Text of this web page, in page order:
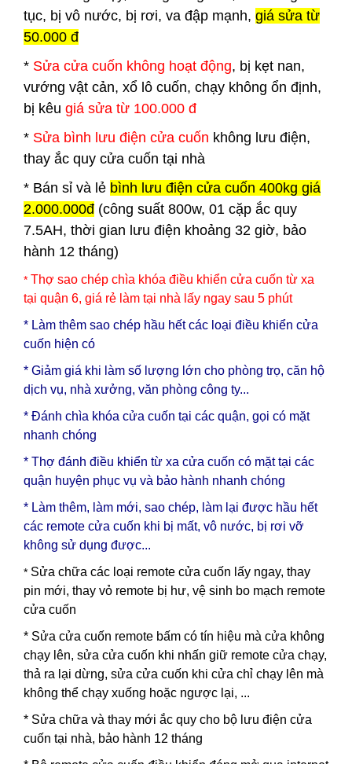
tục, bị vô nước, bị rơi, va đập mạnh, giá sửa từ
50.000 đ
* Sửa cửa cuốn không hoạt động, bị kẹt nan,
vướng vật cản, xổ lô cuốn, chạy không ổn định,
bị kêu giá sửa từ 100.000 đ
* Sửa bình lưu điện cửa cuốn không lưu điện,
thay ắc quy cửa cuốn tại nhà
* Bán sỉ và lẻ bình lưu điện cửa cuốn 400kg giá
2.000.000đ (công suất 800w, 01 cặp ắc quy
7.5AH, thời gian lưu điện khoảng 32 giờ, bảo
hành 12 tháng)
* Thợ sao chép chìa khóa điều khiển cửa cuốn từ xa
tại quận 6, giá rẻ làm tại nhà lấy ngay sau 5 phút
* Làm thêm sao chép hầu hết các loại điều khiển cửa
cuốn hiện có
* Giảm giá khi làm số lượng lớn cho phòng trọ, căn hộ
dịch vụ, nhà xưởng, văn phòng công ty...
* Đánh chìa khóa cửa cuốn tại các quận, gọi có mặt
nhanh chóng
* Thợ đánh điều khiển từ xa cửa cuốn có mặt tại các
quận huyện phục vụ và bảo hành nhanh chóng
* Làm thêm, làm mới, sao chép, làm lại được hầu hết
các remote cửa cuốn khi bị mất, vô nước, bị rơi vỡ
không sử dụng được...
* Sửa chữa các loại remote cửa cuốn lấy ngay, thay
pin mới, thay vỏ remote bị hư, vệ sinh bo mạch remote
cửa cuốn
* Sửa cửa cuốn remote bấm có tín hiệu mà cửa không
chạy lên, sửa cửa cuốn khi nhấn giữ remote cửa chạy,
thả ra lại dừng, sửa cửa cuốn khi cửa chỉ chạy lên mà
không thể chạy xuống hoặc ngược lại, ...
* Sửa chữa và thay mới ắc quy cho bộ lưu điện cửa
cuốn tại nhà, bảo hành 12 tháng